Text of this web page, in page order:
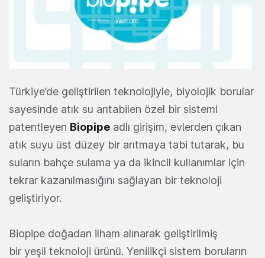
Türkiye’de geliştirilen teknolojiyle, biyolojik borular
sayesinde atık su arıtabilen özel bir sistemi
patentleyen Biopipe adlı girişim, evlerden çıkan
atık suyu üst düzey bir arıtmaya tabi tutarak, bu
suların bahçe sulama ya da ikincil kullanımlar için
tekrar kazanılmasığını sağlayan bir teknoloji
geliştiriyor.
Biopipe doğadan ilham alınarak geliştirilmiş
bir yeşil teknoloji ürünü. Yenilikçi sistem boruların